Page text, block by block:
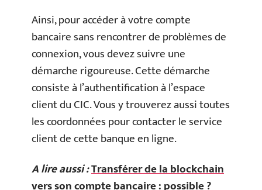
Ainsi, pour accéder à votre compte
bancaire sans rencontrer de problèmes de
connexion, vous devez suivre une
démarche rigoureuse. Cette démarche
consiste à l’authentification à l’espace
client du CIC. Vous y trouverez aussi toutes
les coordonnées pour contacter le service
client de cette banque en ligne.
A lire aussi :Transférer de la blockchain
vers son compte bancaire : possible ?